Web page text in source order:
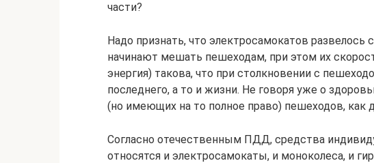
части?
Надо признать, что электросамокатов развелось
начинают мешать пешеходам, при этом их
энергия) такова, что при столкновении с
последнего, а то и жизни. Не говоря уже о
(но имеющих на то полное право) пешеходов, как
Согласно отечественным ПДД, средства
относятся и электросамокаты, и моноколеса, и